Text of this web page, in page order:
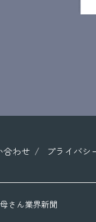
合わせ プライバシ
さん業界新聞